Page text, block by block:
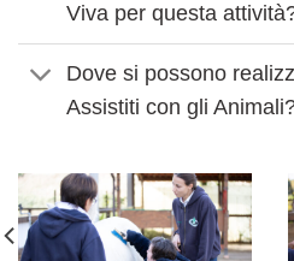
Viva per questa
Dove si possono
Assistiti con gli